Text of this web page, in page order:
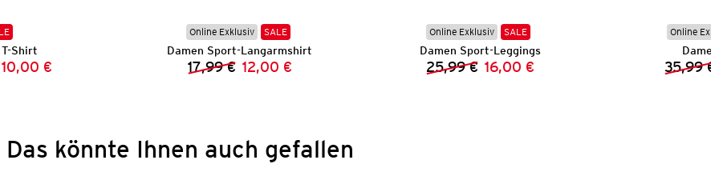
Shirt
Preis:
Preis:
10,00 €
Online Exklusiv SALE
Damen Sport-Langarmshirt
Vorheriger Preis:
17,99 € Neuer Preis:
12,00 €
Online Exklusiv SALE
Damen Sport-Leggings
Vorheriger Preis:
25,99 € Neuer Preis:
16,00 €
Online
35,99 €
Das könnte Ihnen auch gefallen